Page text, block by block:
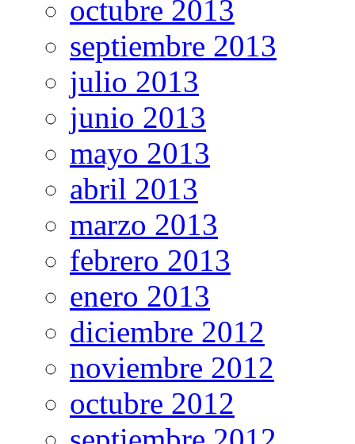
octubre 2013
septiembre 2013
julio 2013
junio 2013
mayo 2013
abril 2013
marzo 2013
febrero 2013
enero 2013
diciembre 2012
noviembre 2012
octubre 2012